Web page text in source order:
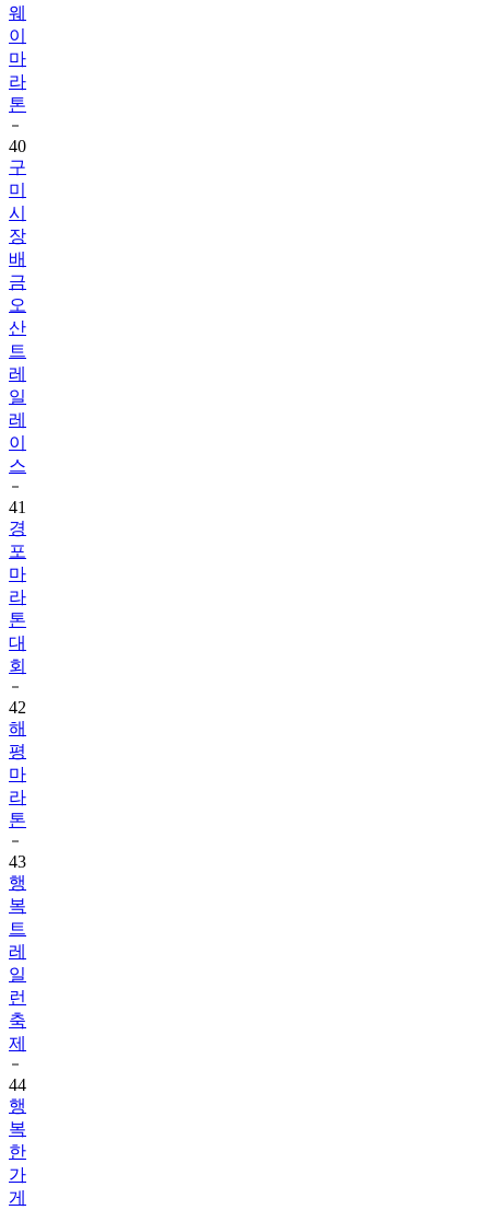
웨
이
마
라
톤
40
구
미
시
장
배
금
오
산
트
레
일
레
이
스
41
경
포
마
라
톤
대
회
42
해
평
마
라
톤
43
행
복
트
레
일
런
축
제
44
행
복
한
가
게